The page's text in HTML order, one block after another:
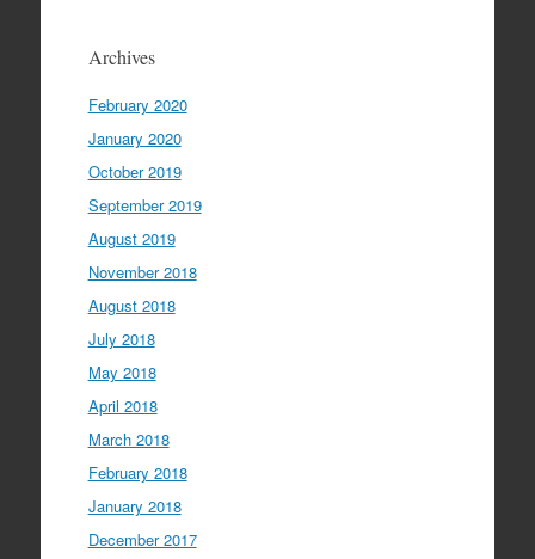
Archives
February 2020
January 2020
October 2019
September 2019
August 2019
November 2018
August 2018
July 2018
May 2018
April 2018
March 2018
February 2018
January 2018
December 2017